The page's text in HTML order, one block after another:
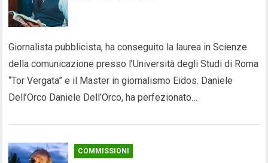
Giornalista pubblicista, ha conseguito la laurea in Scienze
della comunicazione presso l’Università degli Studi di Roma
“Tor Vergata” e il Master in giornalismo Eidos. Daniele
Dell’Orco Daniele Dell’Orco, ha perfezionato…
COMMISSIONI